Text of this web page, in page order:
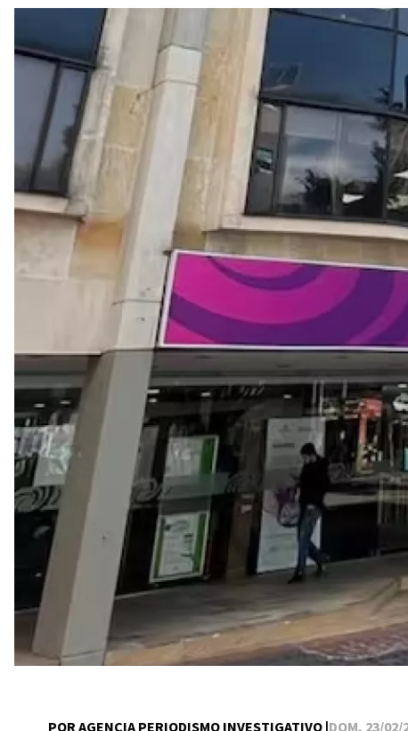
POR AGENCIA PERIODISMO INVESTIGATIVO |DOM, 23/02/